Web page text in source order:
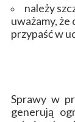
należy
uważamy,
przypaść w
Sprawy w
generują